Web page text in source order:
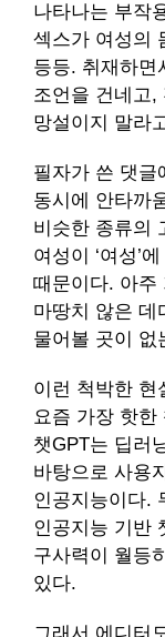
나타나는 부작
섹스가 여성의
등등. 취재하면
조언을 건네고,
망설이지 말라
필자가 쓴 댓글
동시에 안타까
비슷한 종류의
여성이 ‘여성’
때문이다. 아주
마땅치 않은 데
물어볼 곳이 없
이런 척박한 현
요즘 가장 핫한
챗GPT는 딥러
바탕으로 사용
인공지능이다.
인공지능 기반
구사력이 월등
있다.